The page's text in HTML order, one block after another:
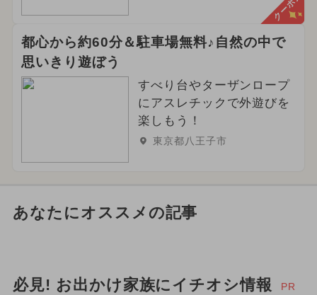
都心から約60分＆駐車場無料♪自然の中で
思いきり遊ぼう
すべり台やターザンロープ
にアスレチックで外遊びを
楽しもう！
東京都八王子市
あなたにオススメの記事
必見! お出かけ家族にイチオシ情報 PR